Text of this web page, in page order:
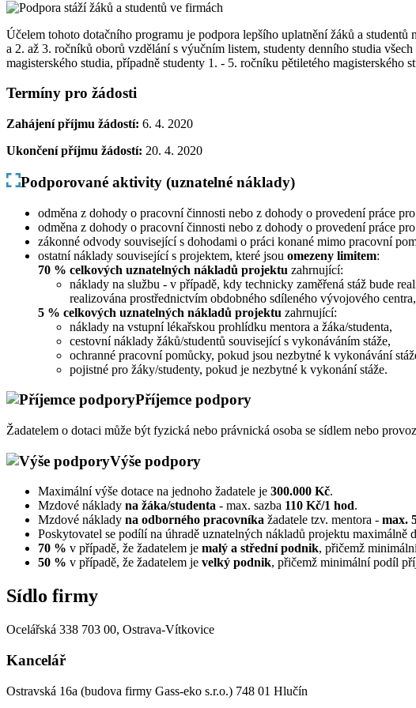
Účelem tohoto dotačního programu je podpora lepšího uplatnění žáků a
a 2. až 3. ročníků oborů vzdělání s výučním listem, studenty denního studia
magisterského studia, případně studenty 1. - 5. ročníku pětiletého
Termíny pro žádosti
Zahájení příjmu žádostí: 6. 4. 2020
Ukončení příjmu žádostí: 20. 4. 2020
Podporované aktivity (uznatelné náklady)
odměna z dohody o pracovní činnosti nebo z dohody o provedení práce
odměna z dohody o pracovní činnosti nebo z dohody o provedení práce
zákonné odvody související s dohodami o práci konané mimo pracovní
ostatní náklady související s projektem, které jsou omezeny limitem:
70 % celkových uznatelných nákladů projektu zahrnující:
náklady na službu - v případě, kdy technicky zaměřená stáž bude
realizována prostřednictvím obdobného sdíleného vývojového centra,
5 % celkových uznatelných nákladů projektu zahrnující:
náklady na vstupní lékařskou prohlídku mentora a žáka/studenta,
cestovní náklady žáků/studentů související s vykonáváním stáže,
ochranné pracovní pomůcky, pokud jsou nezbytné k vykonávání
pojistné pro žáky/studenty, pokud je nezbytné k vykonání stáže.
Příjemce podpory
Žadatelem o dotaci může být fyzická nebo právnická osoba se sídlem nebo
Výše podpory
Maximální výše dotace na jednoho žadatele je 300.000 Kč.
Mzdové náklady na žáka/studenta - max. sazba 110 Kč/1 hod.
Mzdové náklady na odborného pracovníka žadatele tzv. mentora - max.
Poskytovatel se podílí na úhradě uznatelných nákladů projektu maximálně
70 % v případě, že žadatelem je malý a střední podnik, přičemž
50 % v případě, že žadatelem je velký podnik, přičemž minimální podíl
Sídlo firmy
Ocelářská 338 703 00, Ostrava-Vítkovice
Kancelář
Ostravská 16a (budova firmy Gass-eko s.r.o.) 748 01 Hlučín